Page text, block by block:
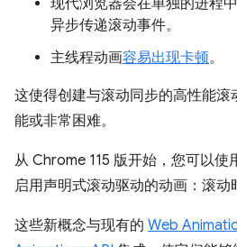
现代浏览器会在单独的进程
异步传递滚动事件。
主线程动画容易出现卡顿。
这使得创建与滚动同步的高性能
能或非常困难。
从 Chrome 115 版开始，您可以使
启用声明式滚动驱动的动画：滚动
这些新概念与现有的 Web